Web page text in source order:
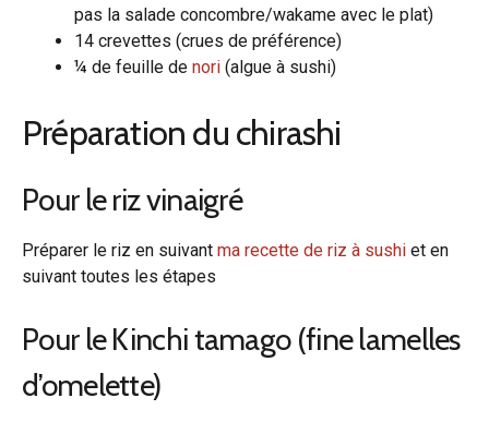
pas la salade concombre/wakame avec le plat)
14 crevettes (crues de préférence)
¼ de feuille de nori (algue à sushi)
Préparation du chirashi
Pour le riz vinaigré
Préparer le riz en suivant ma recette de riz à sushi et en
suivant toutes les étapes
Pour le Kinchi tamago (fine lamelles
d’omelette)